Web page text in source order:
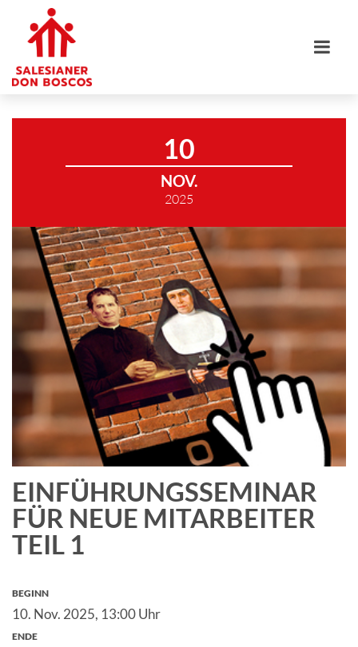
10
NOV.
2025
EINFÜHRUNGSSEMINAR
FÜR NEUE MITARBEITER
TEIL 1
BEGINN
10. Nov. 2025, 13:00 Uhr
ENDE